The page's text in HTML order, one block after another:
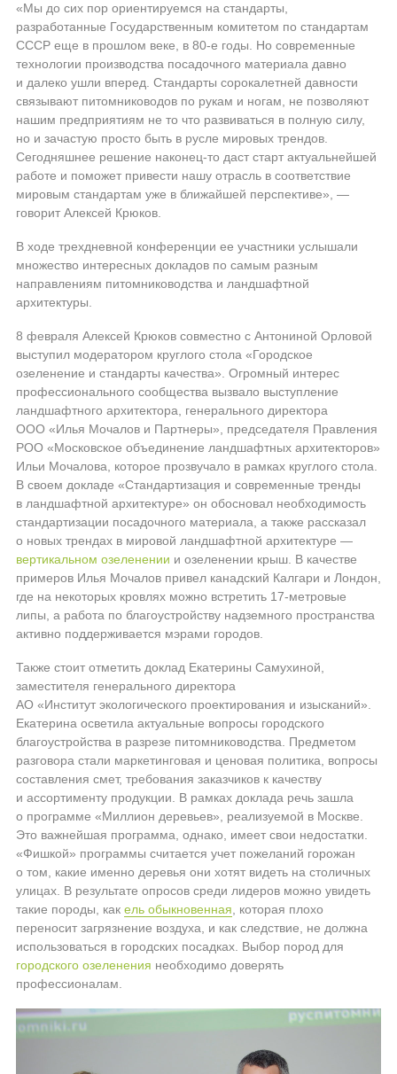
«Мы до сих пор ориентируемся на стандарты,
разработанные Государственным комитетом по стандартам
СССР еще в прошлом веке, в 80-е годы. Но современные
технологии производства посадочного материала давно
и далеко ушли вперед. Стандарты сорокалетней давности
связывают питомниководов по рукам и ногам, не позволяют
нашим предприятиям не то что развиваться в полную силу,
но и зачастую просто быть в русле мировых трендов.
Сегодняшнее решение наконец-то даст старт актуальнейшей
работе и поможет привести нашу отрасль в соответствие
мировым стандартам уже в ближайшей перспективе», —
говорит Алексей Крюков.
В ходе трехдневной конференции ее участники услышали
множество интересных докладов по самым разным
направлениям питомниководства и ландшафтной
архитектуры.
8 февраля Алексей Крюков совместно с Антониной Орловой
выступил модератором круглого стола «Городское
озеленение и стандарты качества». Огромный интерес
профессионального сообщества вызвало выступление
ландшафтного архитектора, генерального директора
ООО «Илья Мочалов и Партнеры» , председателя Правления
РОО «Московское объединение ландшафтных архитекторов»
Ильи Мочалова, которое прозвучало в рамках круглого стола.
В своем докладе «Стандартизация и современные тренды
в ландшафтной архитектуре» он обосновал необходимость
стандартизации посадочного материала, а также рассказал
о новых трендах в мировой ландшафтной архитектуре —
вертикальном озеленении и озеленении крыш. В качестве
примеров Илья Мочалов привел канадский Калгари и Лондон,
где на некоторых кровлях можно встретить 17-метровые
липы, а работа по благоустройству надземного пространства
активно поддерживается мэрами городов.
Также стоит отметить доклад Екатерины Самухиной,
заместителя генерального директора
АО «Институт экологического проектирования и изысканий»
Екатерина осветила актуальные вопросы городского
благоустройства в разрезе питомниководства. Предметом
разговора стали маркетинговая и ценовая политика, вопросы
составления смет, требования заказчиков к качеству
и ассортименту продукции. В рамках доклада речь зашла
о программе «Миллион деревьев», реализуемой в Москве.
Это важнейшая программа, однако, имеет свои недостатки.
«Фишкой» программы считается учет пожеланий горожан
о том, какие именно деревья они хотят видеть на столичных
улицах. В результате опросов среди лидеров можно увидеть
такие породы, как ель обыкновенная , которая плохо
переносит загрязнение воздуха, и как следствие, не должна
использоваться в городских посадках. Выбор пород для
городского озеленения необходимо доверять
профессионалам.